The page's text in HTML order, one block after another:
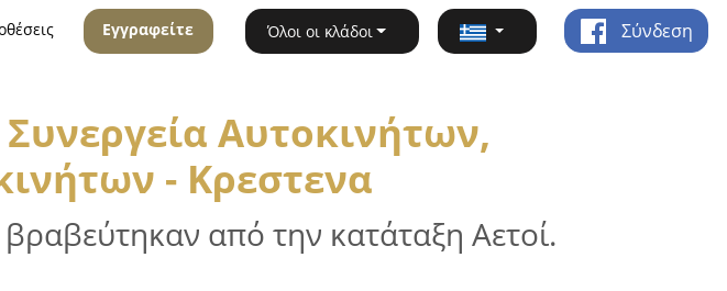
Εγγραφείτε Όλοι οι κλάδοι Σύνδεση
Αυτοκινήτων,
- Κρεστενα
από την κατάταξη Αετοί.